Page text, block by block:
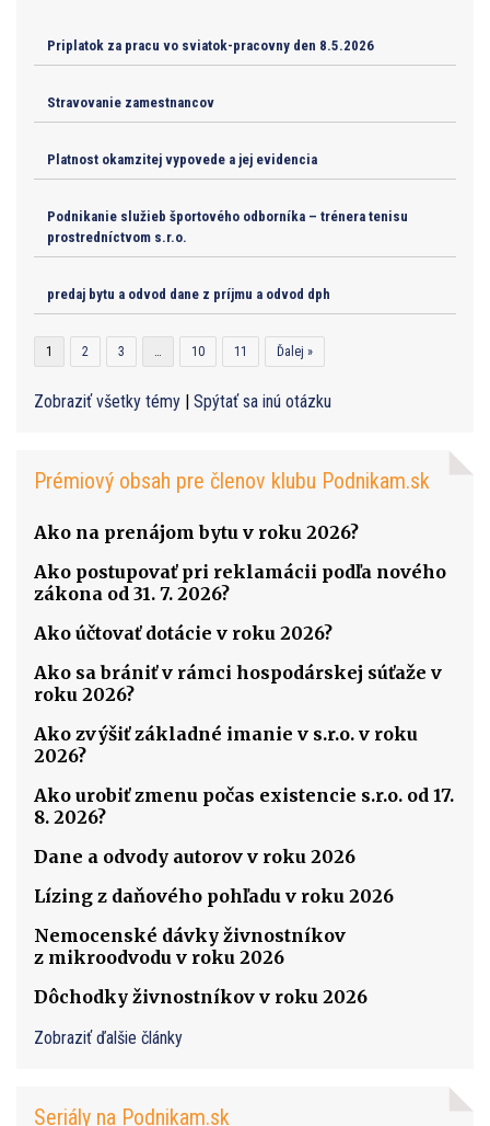
Priplatok za pracu vo sviatok-pracovny den 8.5.2026
Stravovanie zamestnancov
Platnost okamzitej vypovede a jej evidencia
Podnikanie služieb športového odborníka – trénera tenisu
prostredníctvom s.r.o.
predaj bytu a odvod dane z príjmu a odvod dph
1 2 3 10 11 Ďalej »
Zobraziť všetky témy | Spýtať sa inú otázku
Prémiový obsah pre členov klubu Podnikam.sk
Ako na prenájom bytu v roku 2026?
Ako postupovať pri reklamácii podľa nového
zákona od 31. 7. 2026?
Ako účtovať dotácie v roku 2026?
Ako sa brániť v rámci hospodárskej súťaže v
roku 2026?
Ako zvýšiť základné imanie v s.r.o. v roku
2026?
Ako urobiť zmenu počas existencie s.r.o. od 17.
8. 2026?
Dane a odvody autorov v roku 2026
Lízing z daňového pohľadu v roku 2026
Nemocenské dávky živnostníkov
z mikroodvodu v roku 2026
Dôchodky živnostníkov v roku 2026
Zobraziť ďalšie články
Seriály na Podnikam.sk